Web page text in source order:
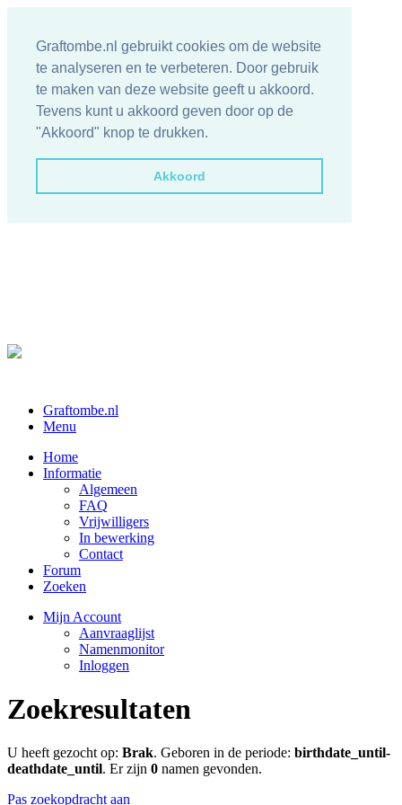
Graftombe.nl gebruikt cookies om de website
te analyseren en te verbeteren. Door gebruik
te maken van deze website geeft u akkoord.
Tevens kunt u akkoord geven door op de
"Akkoord" knop te drukken.
Akkoord
Graftombe.nl
Menu
Home
Informatie
Algemeen
FAQ
Vrijwilligers
In bewerking
Contact
Forum
Zoeken
Mijn Account
Aanvraaglijst
Namenmonitor
Inloggen
Zoekresultaten
U heeft gezocht op: Brak. Geboren in de periode: birthdate_until-
deathdate_until. Er zijn 0 namen gevonden.
Pas zoekopdracht aan